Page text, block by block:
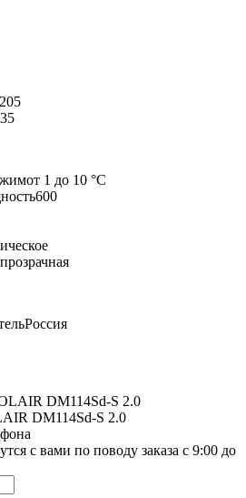
205
от 1 до 10 °C
600
прозрачная
Россия
DM114Sd-S 2.0
с вами по поводу заказа с 9:00 до